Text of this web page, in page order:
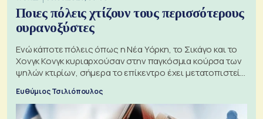
Ποιες πόλεις χτίζουν τους περισσότερους
ουρανοξύστες
Ενώ κάποτε πόλεις όπως η Νέα Υόρκη, το Σικάγο και το
Χονγκ Κονγκ κυριαρχούσαν στην παγκόσμια κούρσα των
ψηλών κτιρίων, σήμερα το επίκεντρο έχει μετατοπιστεί
Ευθύμιος Τσιλιόπουλος